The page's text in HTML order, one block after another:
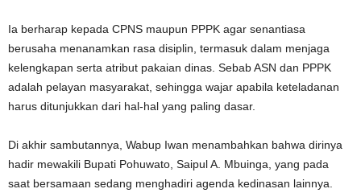
Ia berharap kepada CPNS maupun PPPK agar senantiasa
berusaha menanamkan rasa disiplin, termasuk dalam menjaga
kelengkapan serta atribut pakaian dinas. Sebab ASN dan PPPK
adalah pelayan masyarakat, sehingga wajar apabila keteladanan
harus ditunjukkan dari hal-hal yang paling dasar.
Di akhir sambutannya, Wabup Iwan menambahkan bahwa dirinya
hadir mewakili Bupati Pohuwato, Saipul A. Mbuinga, yang pada
saat bersamaan sedang menghadiri agenda kedinasan lainnya.